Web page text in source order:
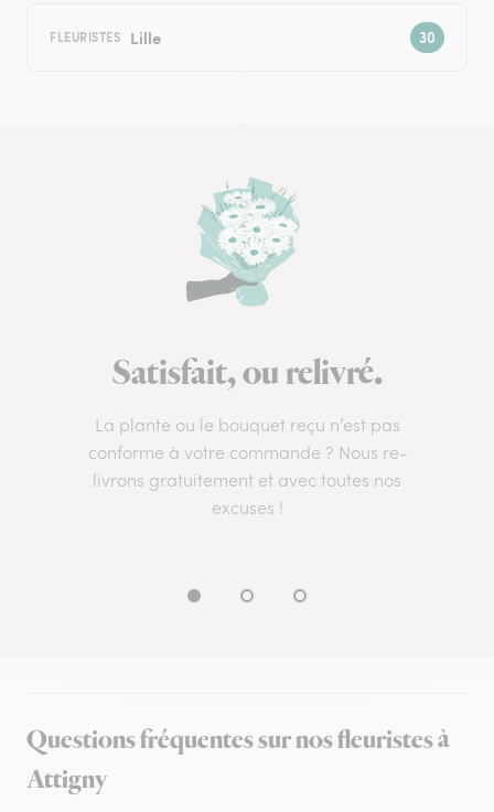
FLEURISTES Lille
Satisfait, ou relivré.
La plante ou le bouquet reçu n’est pas
conforme à votre commande ? Nous re-
livrons gratuitement et avec toutes nos
excuses !
Questions fréquentes sur nos fleuristes à
Attigny